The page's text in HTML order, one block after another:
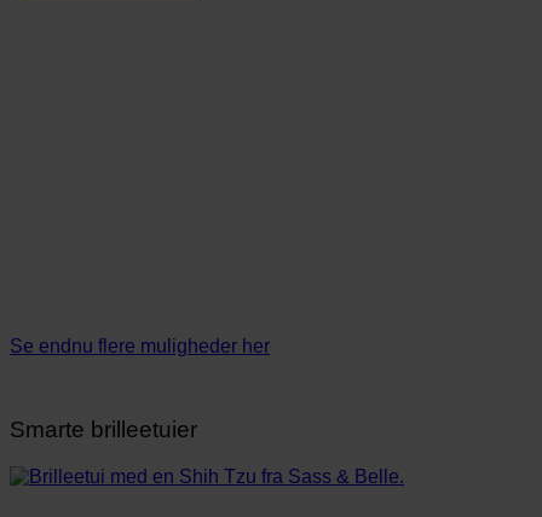
Se endnu flere muligheder her
Smarte brilleetuier